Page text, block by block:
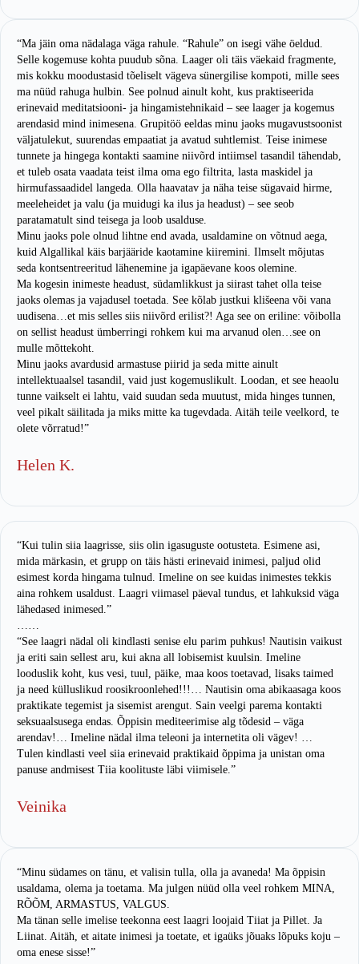
“Ma jäin oma nädalaga väga rahule. “Rahule” on isegi vähe öeldud.
Selle kogemuse kohta puudub sõna. Laager oli täis väekaid fragmente,
mis kokku moodustasid tõeliselt vägeva sünergilise kompoti, mille sees
ma nüüd rahuga hulbin. See polnud ainult koht, kus praktiseerida
erinevaid meditatsiooni- ja hingamistehnikaid – see laager ja kogemus
arendasid mind inimesena. Grupitöö eeldas minu jaoks mugavustsoonist
väljatulekut, suurendas empaatiat ja avatud suhtlemist. Teise inimese
tunnete ja hingega kontakti saamine niivõrd intiimsel tasandil tähendab,
et tuleb osata vaadata teist ilma oma ego filtrita, lasta maskidel ja
hirmufassaadidel langeda. Olla haavatav ja näha teise sügavaid hirme,
meeleheidet ja valu (ja muidugi ka ilus ja headust) – see seob
paratamatult sind teisega ja loob usalduse.
Minu jaoks pole olnud lihtne end avada, usaldamine on võtnud aega,
kuid Algallikal käis barjääride kaotamine kiiremini. Ilmselt mõjutas
seda kontsentreeritud lähenemine ja igapäevane koos olemine.
Ma kogesin inimeste headust, südamlikkust ja siirast tahet olla teise
jaoks olemas ja vajadusel toetada. See kõlab justkui klišeena või vana
uudisena…et mis selles siis niivõrd erilist?! Aga see on eriline: võibolla
on sellist headust ümberringi rohkem kui ma arvanud olen…see on
mulle mõttekoht.
Minu jaoks avardusid armastuse piirid ja seda mitte ainult
intellektuaalsel tasandil, vaid just kogemuslikult. Loodan, et see heaolu
tunne vaikselt ei lahtu, vaid suudan seda muutust, mida hinges tunnen,
veel pikalt säilitada ja miks mitte ka tugevdada. Aitäh teile veelkord, te
olete võrratud!”
Helen K.
“Kui tulin siia laagrisse, siis olin igasuguste ootusteta. Esimene asi,
mida märkasin, et grupp on täis hästi erinevaid inimesi, paljud olid
esimest korda hingama tulnud. Imeline on see kuidas inimestes tekkis
aina rohkem usaldust. Laagri viimasel päeval tundus, et lahkuksid väga
lähedased inimesed.”
……
“See laagri nädal oli kindlasti senise elu parim puhkus! Nautisin vaikust
ja eriti sain sellest aru, kui akna all lobisemist kuulsin. Imeline
looduslik koht, kus vesi, tuul, päike, maa koos toetavad, lisaks taimed
ja need külluslikud roosikroonlehed!!!… Nautisin oma abikaasaga koos
praktikate tegemist ja sisemist arengut. Sain veelgi parema kontakti
seksuaalsusega endas. Õppisin mediteerimise alg tõdesid – väga
arendav!… Imeline nädal ilma teleoni ja internetita oli vägev! …
Tulen kindlasti veel siia erinevaid praktikaid õppima ja unistan oma
panuse andmisest Tiia koolituste läbi viimisele.”
Veinika
“Minu südames on tänu, et valisin tulla, olla ja avaneda! Ma õppisin
usaldama, olema ja toetama. Ma julgen nüüd olla veel rohkem MINA,
RÕÕM, ARMASTUS, VALGUS.
Ma tänan selle imelise teekonna eest laagri loojaid Tiiat ja Pillet. Ja
Liinat. Aitäh, et aitate inimesi ja toetate, et igaüks jõuaks lõpuks koju –
oma enese sisse!”